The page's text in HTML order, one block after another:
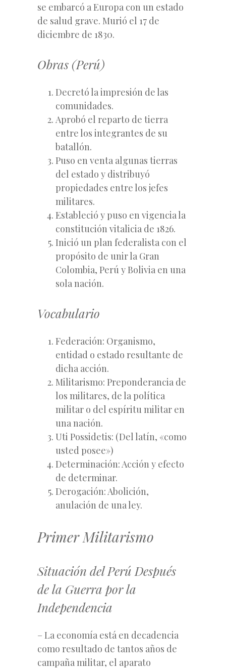
se embarcó a Europa con un estado
de salud grave. Murió el 17 de
diciembre de 1830.
Obras (Perú)
Decretó la impresión de las
comunidades.
Aprobó el reparto de tierra
entre los integrantes de su
batallón.
Puso en venta algunas tierras
del estado y distribuyó
propiedades entre los jefes
militares.
Estableció y puso en vigencia la
constitución vitalicia de 1826.
Inició un plan federalista con el
propósito de unir la Gran
Colombia, Perú y Bolivia en una
sola nación.
Vocabulario
Federación: Organismo,
entidad o estado resultante de
dicha acción.
Militarismo: Preponderancia de
los militares, de la política
militar o del espíritu militar en
una nación.
Uti Possidetis: (Del latín, «como
usted posee»)
Determinación: Acción y efecto
de determinar.
Derogación: Abolición,
anulación de una ley.
Primer Militarismo
Situación del Perú Después
de la Guerra por la
Independencia
– La economía está en decadencia
como resultado de tantos años de
campaña militar, el aparato